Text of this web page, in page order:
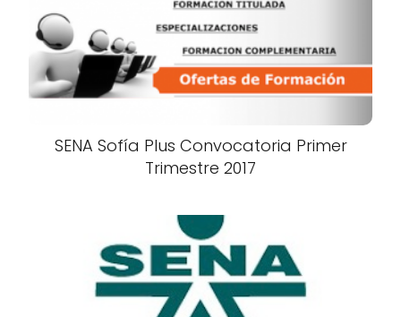
SENA Sofía Plus Convocatoria Primer
Trimestre 2017